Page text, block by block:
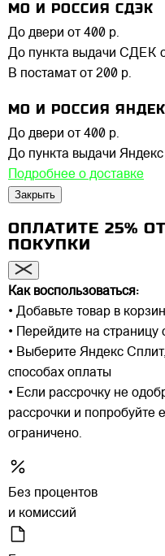
МО И РОССИЯ СДЭК
До двери от 400 р.
До пункта выдачи СДЕК
В постамат от 200 р.
МО И РОССИЯ
До двери от 400 р.
До пункта выдачи
Подробнее о доставке
Закрыть
ОПЛАТИТЕ 25%
ПОКУПКИ
Как воспользоваться:
• Добавьте товар в
• Перейдите на
• Выберите Яндекс
способах оплаты
• Если рассрочку не
рассрочки и попробуйте
ограничено.
Без процентов
и комиссий